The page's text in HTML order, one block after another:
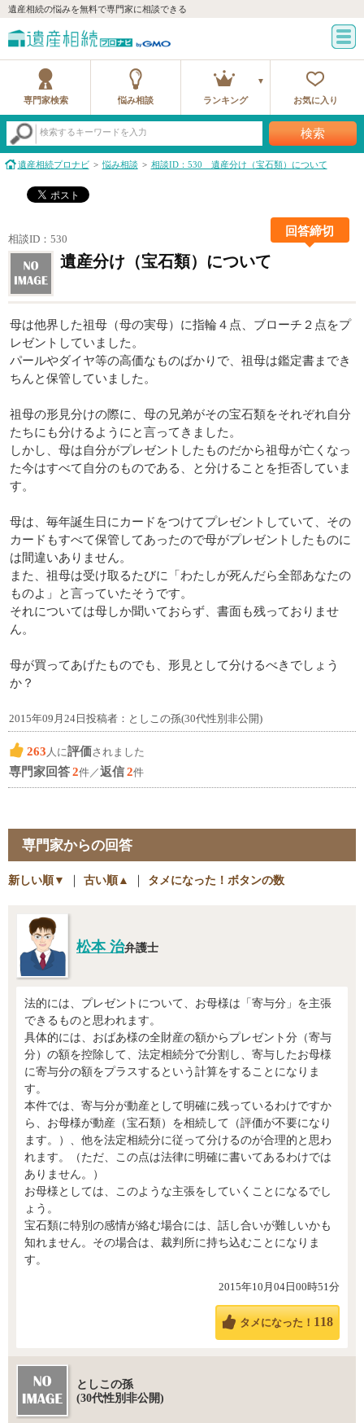
遺産相続の悩みを無料で専門家に相談できる
専門家検索 悩み相談 ランキング お気に入り
検索するキーワードを入力 検索
遺産相続プロナビ 悩み相談 相談ID：530 遺産分け（宝石類）について
相談ID：530
回答締切
遺産分け（宝石類）について
母は他界した祖母（母の実母）に指輪４点、ブローチ２点をプ
レゼントしていました。
パールやダイヤ等の高価なものばかりで、祖母は鑑定書までき
ちんと保管していました。
祖母の形見分けの際に、母の兄弟がその宝石類をそれぞれ自分
たちにも分けるようにと言ってきました。
しかし、母は自分がプレゼントしたものだから祖母が亡くなっ
た今はすべて自分のものである、と分けることを拒否していま
す。
母は、毎年誕生日にカードをつけてプレゼントしていて、その
カードもすべて保管してあったので母がプレゼントしたものに
は間違いありません。
また、祖母は受け取るたびに「わたしが死んだら全部あなたの
ものよ」と言っていたそうです。
それについては母しか聞いておらず、書面も残っておりませ
ん。
母が買ってあげたものでも、形見として分けるべきでしょう
か？
2015年09月24日投稿者：としこの孫(30代性別非公開)
263 人に評価されました
専門家回答2件／返信2件
専門家からの回答
新しい順▼ ｜ 古い順▲ ｜ タメになった！ボタンの数
松本 治弁護士
法的には、プレゼントについて、お母様は「寄与分」を主張
できるものと思われます。
具体的には、おばあ様の全財産の額からプレゼント分（寄与
分）の額を控除して、法定相続分で分割し、寄与したお母様
に寄与分の額をプラスするという計算をすることになりま
す。
本件では、寄与分が動産として明確に残っているわけですか
ら、お母様が動産（宝石類）を相続して（評価が不要になり
ます。）、他を法定相続分に従って分けるのが合理的と思わ
れます。（ただ、この点は法律に明確に書いてあるわけでは
ありません。）
お母様としては、このような主張をしていくことになるでし
ょう。
宝石類に特別の感情が絡む場合には、話し合いが難しいかも
知れません。その場合は、裁判所に持ち込むことになりま
す。
2015年10月04日00時51分
タメになった！ 118
としこの孫
(30代性別非公開)